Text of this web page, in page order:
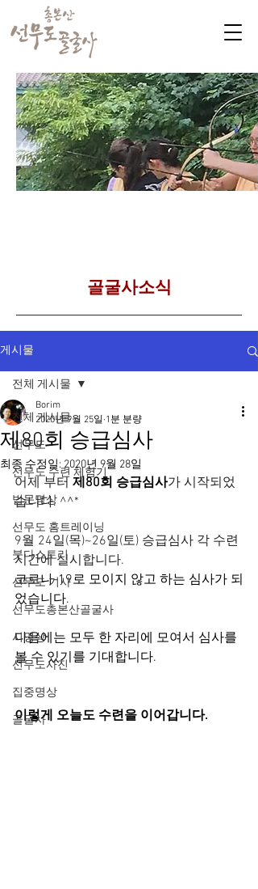
​골굴사소식
게시물
전체 게시물
선무도
선무도 수련 체험기
법문명상
선무도 홈트레이닝
붓다스토리
선무도 기사
선무도총본산골굴사
시명상
선무도사진
집중명상
골굴사
전체 게시물
제80회 승급심사
Borim
2020년 9월 25일 1분 분량
최종 수정일:2020년 9월 28일
어제 부터 제80회 승급심사가 시작되었
습니다. ^^*
9월 24일(목)~26일(토) 승급심사 각 수련
시간에 실시합니다.
코로나-19로 모이지 않고 하는 심사가 되
었습니다.
다음에는 모두 한 자리에 모여서 심사를
볼 수 있기를 기대합니다.
이렇게 오늘도 수련을 이어갑니다.